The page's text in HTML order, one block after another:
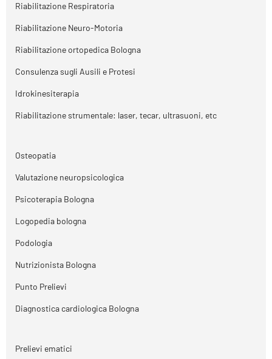
Riabilitazione Respiratoria
Riabilitazione Neuro-Motoria
Riabilitazione ortopedica Bologna
Consulenza sugli Ausili e Protesi
Idrokinesiterapia
Riabilitazione strumentale: laser, tecar, ultrasuoni, etc
Osteopatia
Valutazione neuropsicologica
Psicoterapia Bologna
Logopedia bologna
Podologia
Nutrizionista Bologna
Punto Prelievi
Diagnostica cardiologica Bologna
Prelievi ematici